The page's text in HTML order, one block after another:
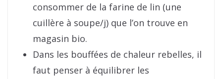
consommer de la farine de lin (une
cuillère à soupe/j) que l’on trouve en
magasin bio.
Dans les bouffées de chaleur rebelles, il
faut penser à équilibrer les